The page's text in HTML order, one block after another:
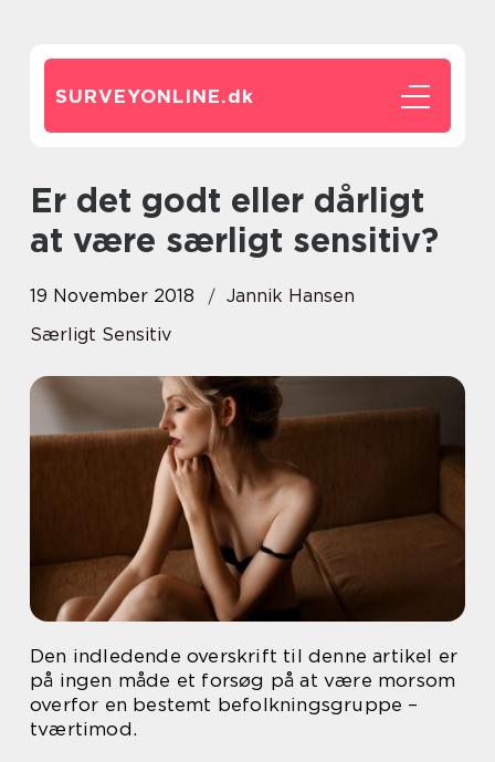
SURVEYONLINE.dk
Er det godt eller dårligt
at være særligt sensitiv?
19 November 2018
Jannik Hansen
Særligt Sensitiv
Den indledende overskrift til denne artikel er
på ingen måde et forsøg på at være morsom
overfor en bestemt befolkningsgruppe –
tværtimod.